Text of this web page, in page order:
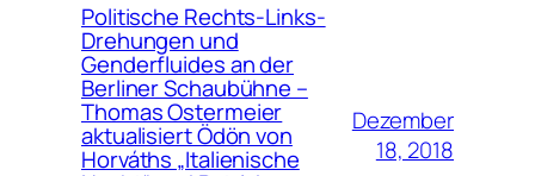
Politische Rechts-Links-
Drehungen und
Genderfluides an der
Berliner Schaubühne –
Thomas Ostermeier
aktualisiert Ödön von
Horváths „Italienische
Dezember
18, 2018